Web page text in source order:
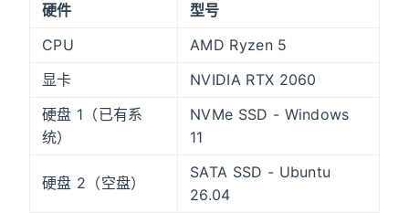
硬件
型号
CPU
AMD Ryzen 5
显卡
NVIDIA RTX 2060
硬盘 1（已有系
统）
NVMe SSD - Windows
11
硬盘 2（空盘）
SATA SSD - Ubuntu
26.04